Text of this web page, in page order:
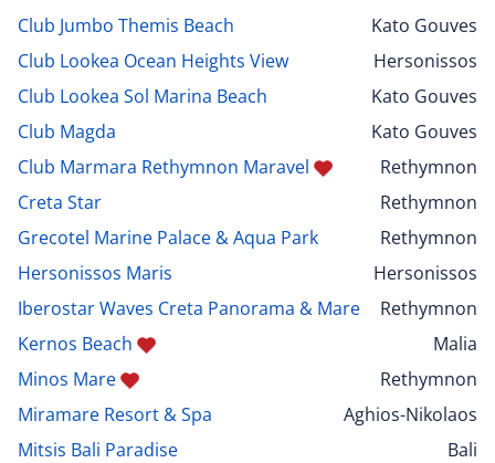
Club Jumbo Themis Beach
Kato Gouves
Club Lookea Ocean Heights View
Hersonissos
Club Lookea Sol Marina Beach
Kato Gouves
Club Magda
Kato Gouves
Club Marmara Rethymnon Maravel
Rethymnon
Creta Star
Rethymnon
Grecotel Marine Palace & Aqua Park
Rethymnon
Hersonissos Maris
Hersonissos
Iberostar Waves Creta Panorama & Mare
Rethymnon
Kernos Beach
Malia
Minos Mare
Rethymnon
Miramare Resort & Spa
Aghios-Nikolaos
Mitsis Bali Paradise
Bali